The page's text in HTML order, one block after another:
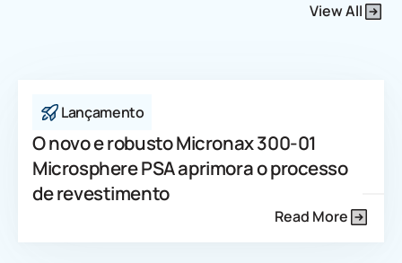
View All
Lançamento
O novo e robusto Micronax 300-01
Microsphere PSA aprimora o processo
de revestimento
Read More